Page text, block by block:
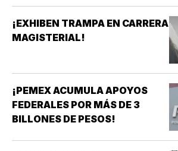
¡EXHIBEN TRAMPA EN CARRERA
MAGISTERIAL!
¡PEMEX ACUMULA APOYOS
FEDERALES POR MÁS DE 3
BILLONES DE PESOS!